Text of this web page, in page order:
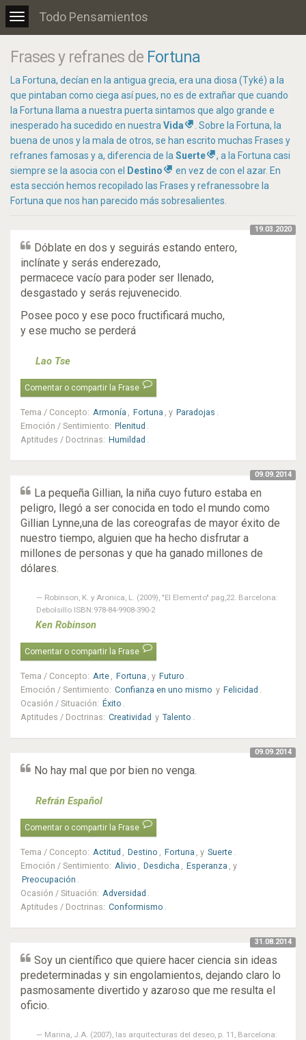
Toggle
navigation
Todo Pensamientos
Frases y refranes de Fortuna
La Fortuna, decían en la antigua grecia, era una diosa (Tyké) a la
que pintaban como ciega así pues, no es de extrañar que cuando
la Fortuna llama a nuestra puerta sintamos que algo grande e
inesperado ha sucedido en nuestra Vida
. Sobre la Fortuna, la
buena de unos y la mala de otros, se han escrito muchas Frases y
refranes famosas y a, diferencia de la Suerte
, a la Fortuna casi
siempre se la asocia con el
Destino
en vez de con el azar. En
esta sección hemos recopilado las Frases y refranessobre la
Fortuna que nos han parecido más sobresalientes.
19.03.2020
Dóblate en dos y seguirás estando entero,
inclínate y serás enderezado,
permacece vacío para poder ser llenado,
desgastado y serás rejuvenecido.
Posee poco y ese poco fructificará mucho,
y ese mucho se perderá
Lao Tse
Comentar o compartir la Frase
Tema / Concepto: Armonía Fortuna , y Paradojas
Emoción / Sentimiento: Plenitud
Aptitudes / Doctrinas: Humildad
09.09.2014
La pequeña Gillian, la niña cuyo futuro estaba en
peligro, llegó a ser conocida en todo el mundo como
Gillian Lynne,una de las coreografas de mayor éxito de
nuestro tiempo, alguien que ha hecho disfrutar a
millones de personas y que ha ganado millones de
dólares.
Robinson, K. y Aronica, L. (2009), "El Elemento".pag,22. Barcelona:
Debolsillo ISBN:978-84-9908-390-2
Ken Robinson
Comentar o compartir la Frase
Tema / Concepto: Arte Fortuna , y Futuro
Emoción / Sentimiento: Confianza en uno mismo y Felicidad
Ocasión / Situación: Éxito
Aptitudes / Doctrinas: Creatividad y Talento
09.09.2014
No hay mal que por bien no venga.
Refrán Español
Comentar o compartir la Frase
Tema / Concepto: Actitud Destino Fortuna , y Suerte
Emoción / Sentimiento: Alivio Desdicha Esperanza , y
Preocupación
Ocasión / Situación: Adversidad
Aptitudes / Doctrinas: Conformismo
31.08.2014
Soy un científico que quiere hacer ciencia sin ideas
predeterminadas y sin engolamientos, dejando claro lo
pasmosamente divertido y azaroso que me resulta el
oficio.
Marina, J.A. (2007), las arquitecturas del deseo, p. 11, Barcelona: